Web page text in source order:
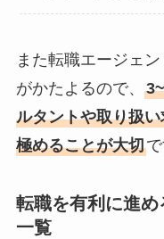
また転職エージェ
がかたよるので、
ルタントや取り扱
極めることが大切で
転職を有利に進め
一覧